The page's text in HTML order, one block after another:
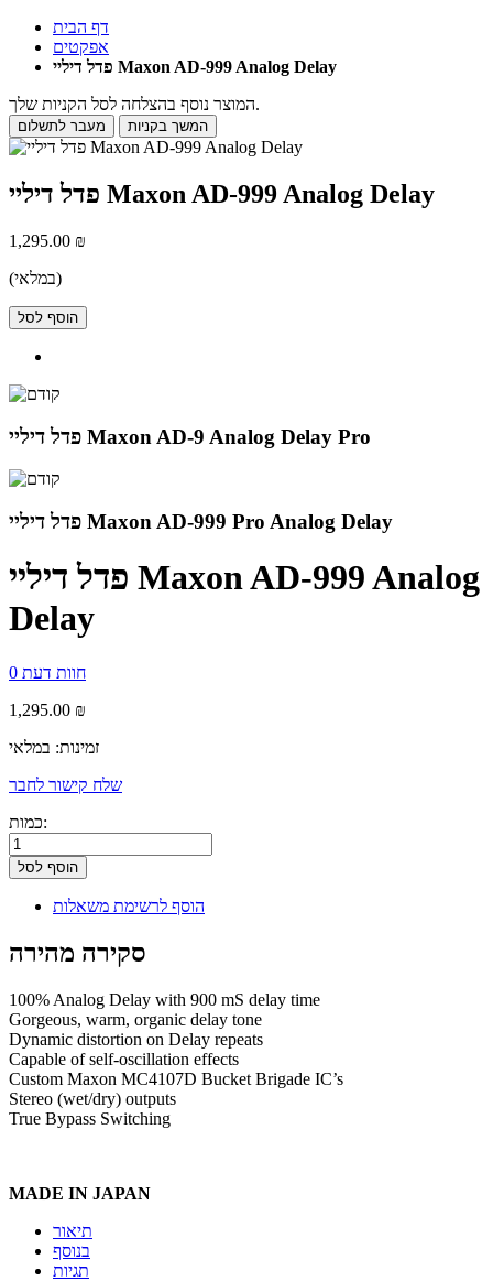
דף הבית
אפקטים
פדל דיליי Maxon AD-999 Analog Delay
המוצר נוסף בהצלחה לסל הקניות שלך.
מעבר לתשלום המשך בקניות
פדל דיליי Maxon AD-999 Analog Delay
1,295.00 ₪
(במלאי)
הוסף לסל
פדל דיליי Maxon AD-9 Analog Delay Pro
פדל דיליי Maxon AD-999 Pro Analog Delay
פדל דיליי Maxon AD-999 Analog
Delay
0 חוות דעת
1,295.00 ₪
זמינות: במלאי
שלח קישור לחבר
כמות:
הוסף לסל
הוסף לרשימת משאלות
סקירה מהירה
100% Analog Delay with 900 mS delay time
Gorgeous, warm, organic delay tone
Dynamic distortion on Delay repeats
Capable of self-oscillation effects
Custom Maxon MC4107D Bucket Brigade IC’s
Stereo (wet/dry) outputs
True Bypass Switching
MADE IN JAPAN
תיאור
בנוסף
תגיות